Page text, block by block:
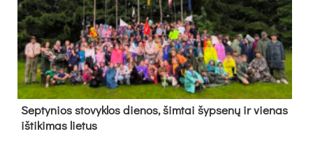
Sep­ty­nios sto­vyk­los die­nos, šim­tai šyp­se­nų ir vie­nas
iš­ti­ki­mas lie­tus